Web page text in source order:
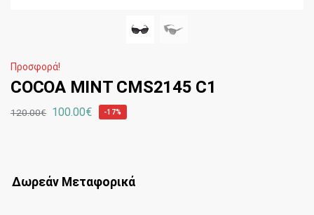
Προσφορά!
COCOA MINT CMS2145 C1
120.00€ 100.00€ -17%
Δωρεάν Μεταφορικά